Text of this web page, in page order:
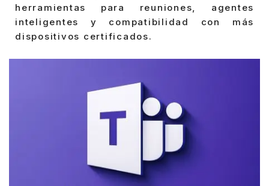
herramientas para reuniones, agentes
inteligentes y compatibilidad con más
dispositivos certificados.